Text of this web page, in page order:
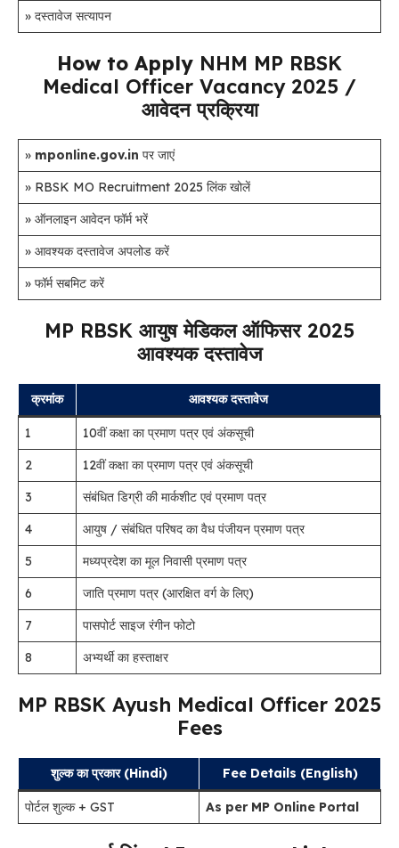
» दस्तावेज सत्यापन
How to Apply NHM MP RBSK
Medical Officer Vacancy 2025 /
आवेदन प्रक्रिया
» mponline.gov.in पर जाएं
» RBSK MO Recruitment 2025 लिंक खोलें
» ऑनलाइन आवेदन फॉर्म भरें
» आवश्यक दस्तावेज अपलोड करें
» फॉर्म सबमिट करें
MP RBSK आयुष मेडिकल ऑफिसर 2025
आवश्यक दस्तावेज
क्रमांक आवश्यक दस्तावेज
1
10वीं कक्षा का प्रमाण पत्र एवं अंकसूची
2
12वीं कक्षा का प्रमाण पत्र एवं अंकसूची
3
संबंधित डिग्री की मार्कशीट एवं प्रमाण पत्र
4
आयुष / संबंधित परिषद का वैध पंजीयन प्रमाण पत्र
5
मध्यप्रदेश का मूल निवासी प्रमाण पत्र
6
जाति प्रमाण पत्र (आरक्षित वर्ग के लिए)
7
पासपोर्ट साइज रंगीन फोटो
8
अभ्यर्थी का हस्ताक्षर
MP RBSK Ayush Medical Officer 2025
Fees
शुल्क का प्रकार (Hindi) Fee Details (English)
पोर्टल शुल्क + GST As per MP Online Portal